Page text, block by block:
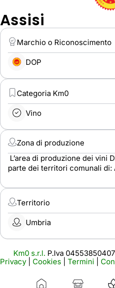
Assisi
Marchio o Riconoscimento
DOP
Categoria Km0
Vino
Zona di produzione
L’area di produzione dei vini
parte dei territori comunali di:
Territorio
Umbria
Km0 s.r.l. P.Iva 04553850407
Privacy
Cookies Termini